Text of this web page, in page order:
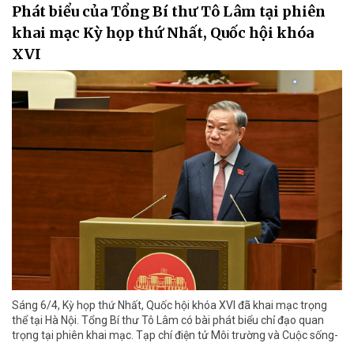
Phát biểu của Tổng Bí thư Tô Lâm tại phiên
khai mạc Kỳ họp thứ Nhất, Quốc hội khóa
XVI
Sáng 6/4, Kỳ họp thứ Nhất, Quốc hội khóa XVI đã khai mạc trọng
thể tại Hà Nội. Tổng Bí thư Tô Lâm có bài phát biểu chỉ đạo quan
trọng tại phiên khai mạc. Tạp chí điện tử Môi trường và Cuộc sống-